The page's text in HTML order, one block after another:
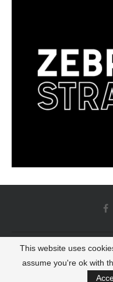
© 2022 -
This website uses
assume you're ok with